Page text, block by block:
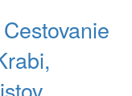
Cestovanie